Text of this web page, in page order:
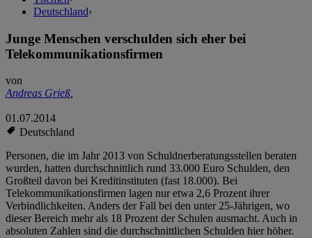
Deutschland›
Junge Menschen verschulden sich eher bei
Telekommunikationsfirmen
von
Andreas Grieß,
01.07.2014
Deutschland
Personen, die im Jahr 2013 von Schuldnerberatungsstellen beraten
wurden, hatten durchschnittlich rund 33.000 Euro Schulden, den
Großteil davon bei Kreditinstituten (fast 18.000). Bei
Telekommunikationsfirmen lagen nur etwa 2,6 Prozent ihrer
Verbindlichkeiten. Anders der Fall bei den unter 25-Jährigen, wo
dieser Bereich mehr als 18 Prozent der Schulen ausmacht. Auch in
absoluten Zahlen sind die durchschnittlichen Schulden hier höher.